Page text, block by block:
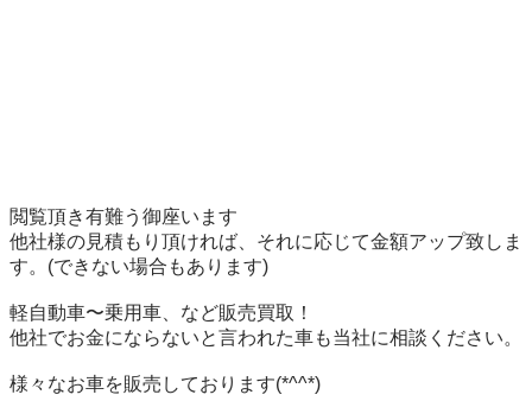
閲覧頂き有難う御座います
他社様の見積もり頂ければ、それに応じて金額アップ致しま
す。(できない場合もあります)
軽自動車〜乗用車、など販売買取！
他社でお金にならないと言われた車も当社に相談ください。
様々なお車を販売しております(*^^*)